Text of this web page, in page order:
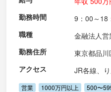
勤務時間
9：00～18
職種
金融法人営
勤務住所
東京都品川
アクセス
JR各線、
営業 1000万円以上 500〜